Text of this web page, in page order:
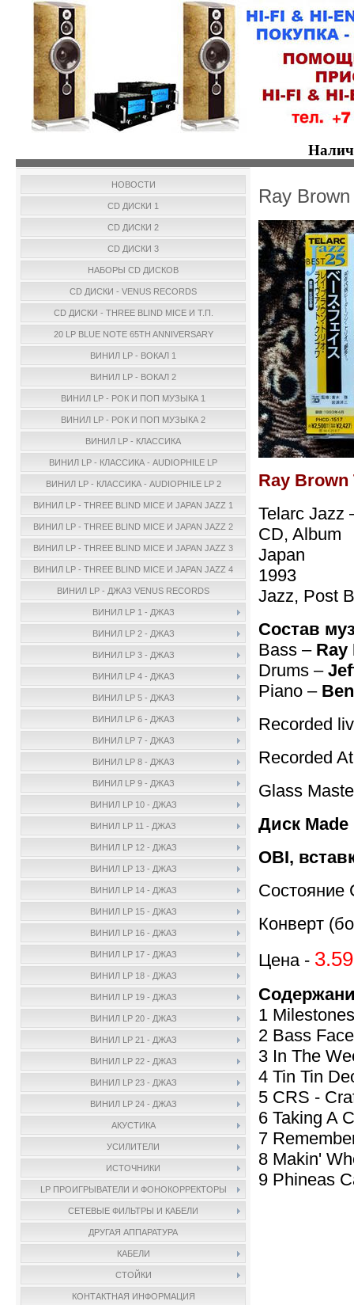
НОВОСТИ
CD ДИСКИ 1
CD ДИСКИ 2
CD ДИСКИ 3
НАБОРЫ CD ДИСКОВ
CD ДИСКИ - VENUS RECORDS
CD ДИСКИ - THREE BLIND MICE И Т.П.
20 LP BLUE NOTE 65TH ANNIVERSARY
ВИНИЛ LP - ВОКАЛ 1
ВИНИЛ LP - ВОКАЛ 2
ВИНИЛ LP - РОК И ПОП МУЗЫКА 1
ВИНИЛ LP - РОК И ПОП МУЗЫКА 2
ВИНИЛ LP - КЛАССИКА
ВИНИЛ LP - КЛАССИКА - AUDIOPHILE LP
ВИНИЛ LP - КЛАССИКА - AUDIOPHILE LP 2
ВИНИЛ LP - THREE BLIND MICE И JAPAN JAZZ 1
ВИНИЛ LP - THREE BLIND MICE И JAPAN JAZZ 2
ВИНИЛ LP - THREE BLIND MICE И JAPAN JAZZ 3
ВИНИЛ LP - THREE BLIND MICE И JAPAN JAZZ 4
ВИНИЛ LP - ДЖАЗ VENUS RECORDS
ВИНИЛ LP 1 - ДЖАЗ
ВИНИЛ LP 2 - ДЖАЗ
ВИНИЛ LP 3 - ДЖАЗ
ВИНИЛ LP 4 - ДЖАЗ
ВИНИЛ LP 5 - ДЖАЗ
ВИНИЛ LP 6 - ДЖАЗ
ВИНИЛ LP 7 - ДЖАЗ
ВИНИЛ LP 8 - ДЖАЗ
ВИНИЛ LP 9 - ДЖАЗ
ВИНИЛ LP 10 - ДЖАЗ
ВИНИЛ LP 11 - ДЖАЗ
ВИНИЛ LP 12 - ДЖАЗ
ВИНИЛ LP 13 - ДЖАЗ
ВИНИЛ LP 14 - ДЖАЗ
ВИНИЛ LP 15 - ДЖАЗ
ВИНИЛ LP 16 - ДЖАЗ
ВИНИЛ LP 17 - ДЖАЗ
ВИНИЛ LP 18 - ДЖАЗ
ВИНИЛ LP 19 - ДЖАЗ
ВИНИЛ LP 20 - ДЖАЗ
ВИНИЛ LP 21 - ДЖАЗ
ВИНИЛ LP 22 - ДЖАЗ
ВИНИЛ LP 23 - ДЖАЗ
ВИНИЛ LP 24 - ДЖАЗ
АКУСТИКА
УСИЛИТЕЛИ
ИСТОЧНИКИ
LP ПРОИГРЫВАТЕЛИ И ФОНОКОРРЕКТОРЫ
СЕТЕВЫЕ ФИЛЬТРЫ И КАБЕЛИ
ДРУГАЯ АППАРАТУРА
КАБЕЛИ
СТОЙКИ
КОНТАКТНАЯ ИНФОРМАЦИЯ
Ray
Ray Brown
Telarc Jazz
CD, Album
Japan
1993
Jazz, Post
Состав
Bass – Ray
Drums –
Piano –
Recorded
Recorded
Glass
Диск Made
OBI,
Состояние
Конверт
Цена -
1
2 Bass
3 In The
4 Tin Tin
5 CRS -
6 Taking A
7
8 Makin'
9 Phineas